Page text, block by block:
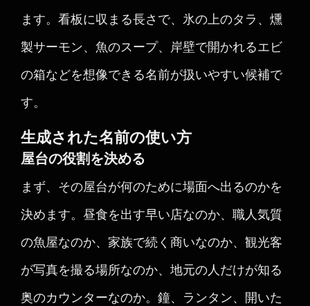
ます。看板に収まる長さで、氷の上のタラ、燻
製サーモン、魚のスープ、岸壁で開かれるエビ
の箱などを想像できる名前が扱いやすい候補で
す。
生成された名前の使い方
屋台の役割を決める
まず、その屋台が何のために場面へ出るのかを
決めます。昼食を出す早い店なのか、職人気質
の魚屋なのか、家族で続く商いなのか、観光客
が写真を撮る場所なのか、地元の人だけが知る
奥のカウンターなのか。鐘、ランタン、開いた